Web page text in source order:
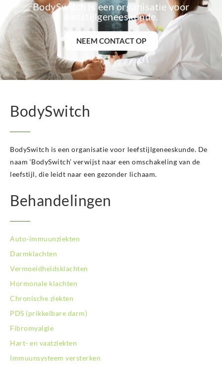
BodySwitch is een organisatie voor
leefstijlgeneeskunde.
NEEM CONTACT OP
BodySwitch
BodySwitch is een organisatie voor leefstijlgeneeskunde. De
naam ‘BodySwitch’ verwijst naar een omschakeling van de
leefstijl, die leidt naar een gezonder lichaam.
Behandelingen
Auto-immuunziekten
Darmklachten
Vermoeidheidsklachten
Hormonale klachten
Chronische ziekten
PDS (prikkelbare darm)
Fibromyalgie
Hart- en vaatziekten
Immuunsysteem versterken